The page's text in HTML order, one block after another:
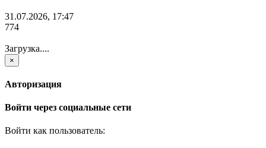
31.07.2026, 17:47
774
Загрузка....
×
Авторизация
Войти через социальные сети
Войти как пользователь: